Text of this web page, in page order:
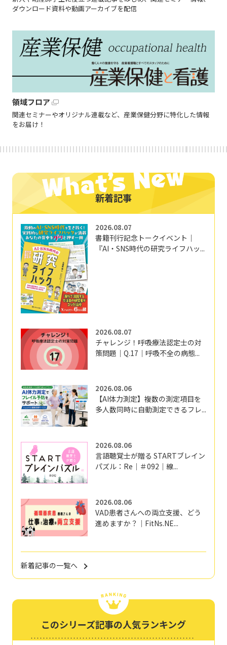
ダウンロード資料や動画アーカイブを配信
領域フロア
関連セミナーやオリジナル連載など、産業保健分野に特化した情報
をお届け！
新着記事
2026.08.07
書籍刊行記念トークイベント｜
『AI・SNS時代の研究ライフハッ...
2026.08.07
チャレンジ！呼吸療法認定士の対
策問題｜Q.17｜呼吸不全の病態...
2026.08.06
【AI体力測定】複数の測定項目を
多人数同時に自動測定できるフレ...
2026.08.06
言語聴覚士が贈る STARTブレイン
パズル：Re｜＃092｜線...
2026.08.06
VAD患者さんへの両立支援、どう
進めますか？｜FitNs.NE...
新着記事の一覧へ
このシリーズ記事の人気ランキング